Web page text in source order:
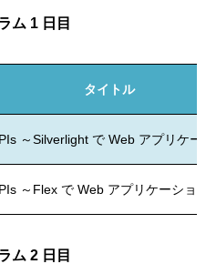
ム 1 日目
タイトル
～Silverlight で Web アプリケ
～Flex で Web アプリケーショ
ム 2 日目